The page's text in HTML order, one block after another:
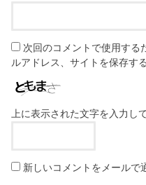
次回のコメントで使用する
ルアドレス、サイトを保存する
上に表示された文字を入力し
新しいコメントをメールで